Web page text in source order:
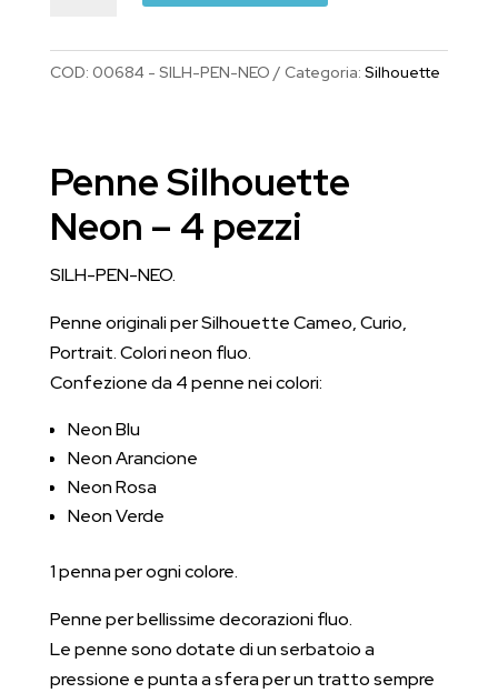
NEO
quantità
COD: 00684 - SILH-PEN-NEO Categoria: Silhouette
Penne Silhouette
Neon – 4 pezzi
SILH-PEN-NEO.
Penne originali per Silhouette Cameo, Curio,
Portrait. Colori neon fluo.
Confezione da 4 penne nei colori:
Neon Blu
Neon Arancione
Neon Rosa
Neon Verde
1 penna per ogni colore.
Penne per bellissime decorazioni fluo.
Le penne sono dotate di un serbatoio a
pressione e punta a sfera per un tratto sempre